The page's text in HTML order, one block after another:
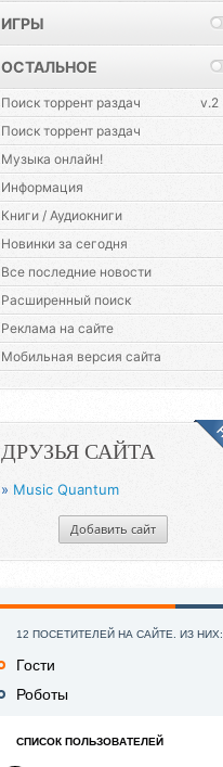
ИГРЫ
ОСТАЛЬНОЕ
Поиск торрент раздач
v.2
Поиск торрент раздач
Музыка онлайн!
Информация
Книги / Аудиокниги
Новинки за сегодня
Все последние новости
Расширенный поиск
Реклама на сайте
Мобильная версия сайта
ДРУЗЬЯ САЙТА
» Music Quantum
Добавить сайт
12 ПОСЕТИТЕЛЕЙ НА САЙТЕ. ИЗ НИХ:
Гости
Роботы
СПИСОК ПОЛЬЗОВАТЕЛЕЙ